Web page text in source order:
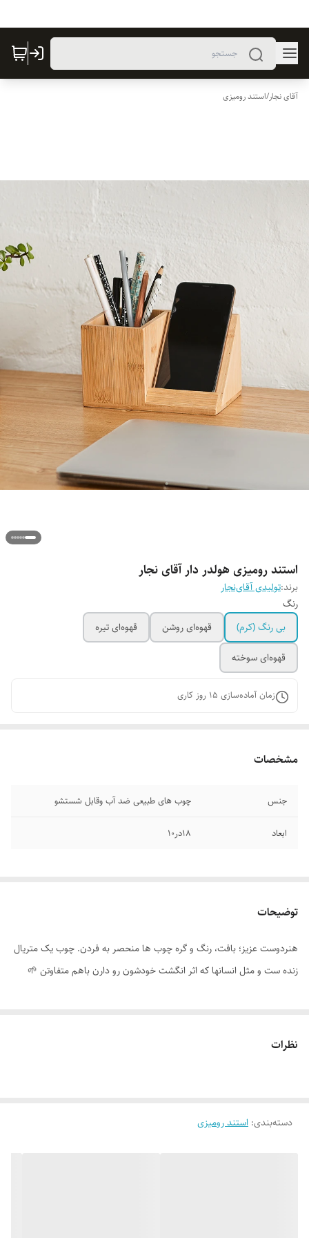
آقای نجار/استند رومیزی
استند رومیزی هولدر دار آقای نجار
برند:تولیدی آقای‌نجار
رنگ
بی رنگ‌ (کرم)
قهوه‌ای روشن
قهوه‌ای تیره
قهوه‌ای سوخته
زمان آماده‌سازی 15 روز کاری
مشخصات
جنس چوب های طبیعی ضد آب وقابل شستشو
ابعاد ۱۸در۱۰
توضیحات
هنردوست عزیز؛ بافت، رنگ و گره چوب ها منحصر به فردن. چوب یک متریال
زنده ست و مثل انسانها که اثر انگشت خودشون رو دارن باهم متفاوتن 🌱
نظرات
دسته‌بندی: استند رومیزی